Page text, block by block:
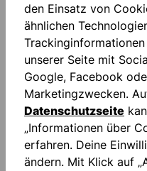
IN DEN
Zum Merkzettel hinzufügen
den Einsatz von
ähnlichen
unserer Seite mit
Google, Facebook
Marketingzwecken.
Datenschutzseite
„Informationen über
erfahren. Deine
ändern. Mit Klick auf